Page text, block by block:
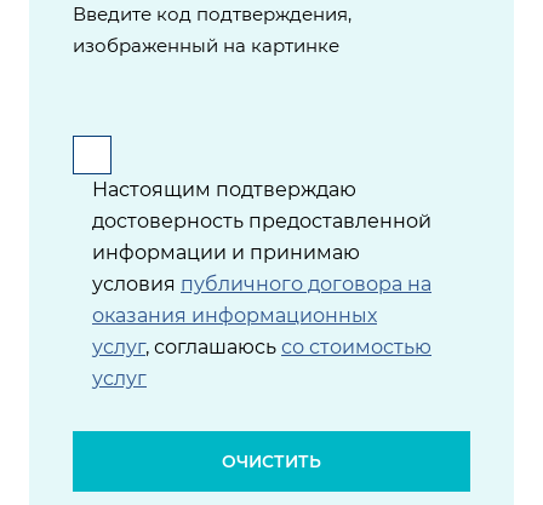
Введите код подтверждения,
изображенный на картинке
Настоящим подтверждаю
достоверность предоставленной
информации и принимаю
условия публичного договора на
оказания информационных
услуг, соглашаюсь со стоимостью
услуг
ОЧИСТИТЬ